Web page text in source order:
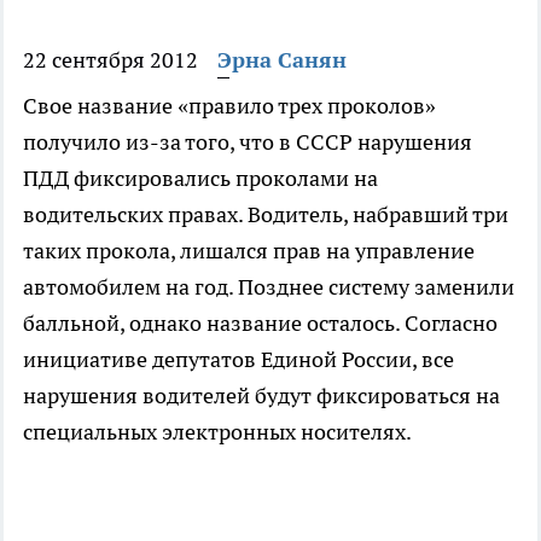
22 сентября 2012
Эрна Санян
Свое название «правило трех проколов»
получило из-за того, что в СССР нарушения
ПДД фиксировались проколами на
водительских правах. Водитель, набравший три
таких прокола, лишался прав на управление
автомобилем на год. Позднее систему заменили
балльной, однако название осталось. Согласно
инициативе депутатов Единой России, все
нарушения водителей будут фиксироваться на
специальных электронных носителях.